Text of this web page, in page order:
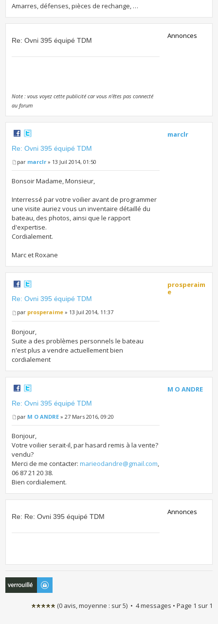
Amarres, défenses, pièces de rechange, …
Re: Ovni 395 équipé TDM
Note : vous voyez cette publicité car vous n'êtes pas connecté
au forum
Annonces
Re: Ovni 395 équipé TDM
par marclr » 13 Juil 2014, 01:50
Bonsoir Madame, Monsieur,
Interressé par votre voilier avant de programmer
une visite auriez vous un inventaire détaillé du
bateau, des photos, ainsi que le rapport
d'expertise.
Cordialement.
Marc et Roxane
marclr
Re: Ovni 395 équipé TDM
par prosperaime » 13 Juil 2014, 11:37
Bonjour,
Suite a des problèmes personnels le bateau
n'est plus a vendre actuellement bien
cordialement
prosperaim
e
Re: Ovni 395 équipé TDM
par M O ANDRE » 27 Mars 2016, 09:20
Bonjour,
Votre voilier serait-il, par hasard remis à la vente?
vendu?
Merci de me contacter:marieodandre@gmail.com,
06 87 21 20 38.
Bien cordialement.
M O ANDRE
Re: Re: Ovni 395 équipé TDM
Annonces
Sujet verrouillé
(0avis, moyenne : sur5) • 4 messages • Page 1 sur 1